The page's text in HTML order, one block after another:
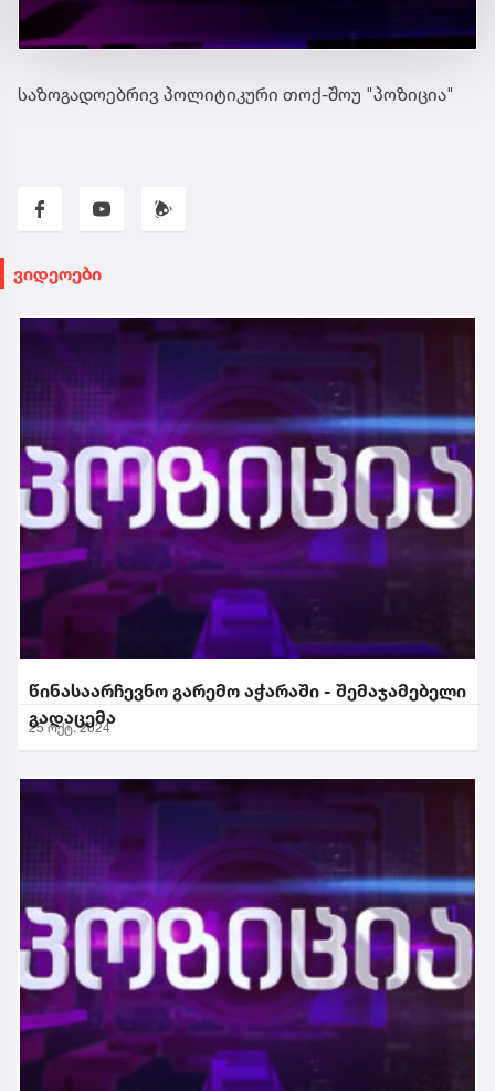
საზოგადოებრივ პოლიტიკური თოქ-შოუ "პოზიცია"
ვიდეოები
წინასაარჩევნო გარემო აჭარაში - შემაჯამებელი
გადაცემა
25 ოქტ. 2024